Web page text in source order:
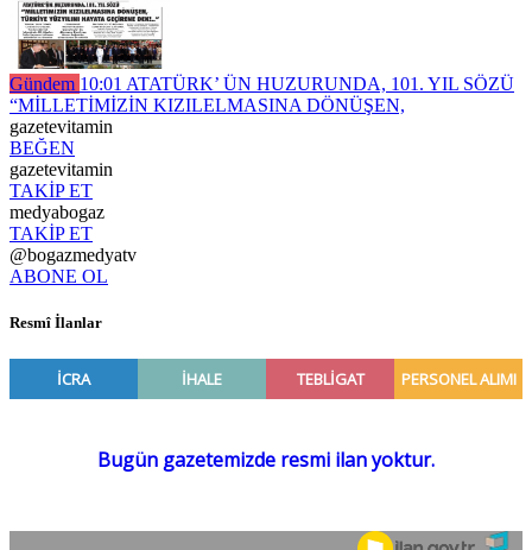
Gündem 10:01 ATATÜRK’ ÜN HUZURUNDA, 101. YIL SÖZÜ
“MİLLETİMİZİN KIZILELMASINA DÖNÜŞEN,
gazetevitamin
BEĞEN
gazetevitamin
TAKİP ET
medyabogaz
TAKİP ET
@bogazmedyatv
ABONE OL
Resmî İlanlar